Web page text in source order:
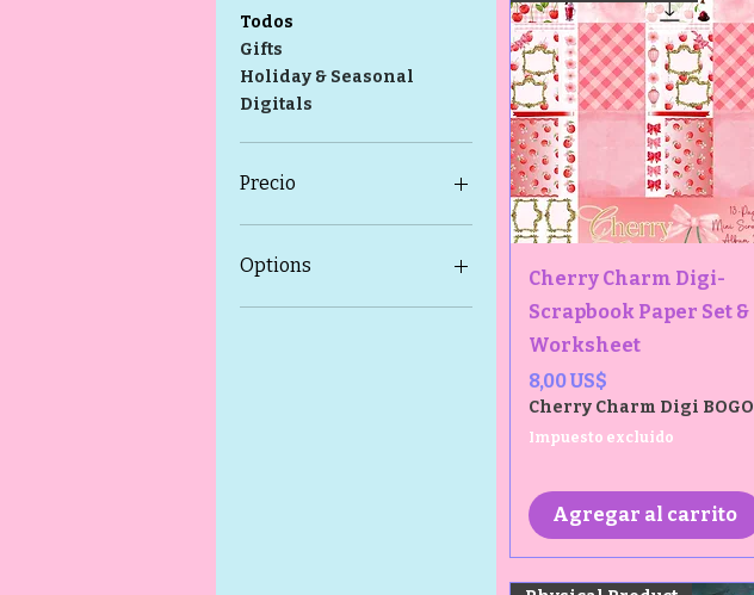
Todos
Gifts
Holiday & Seasonal
Digitals
Precio
2 US$
Options
Cardstock
Vista rápida
Cherry Charm Digi-
Scrapbook Paper Set &
Worksheet
Precio
8,00 US$
Cherry Charm Digi BOGO
Impuesto excluido
Agregar al carrito